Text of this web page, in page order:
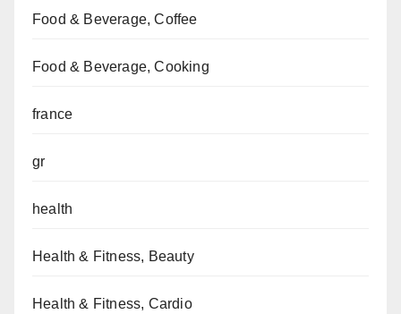
Food & Beverage, Coffee
Food & Beverage, Cooking
france
gr
health
Health & Fitness, Beauty
Health & Fitness, Cardio